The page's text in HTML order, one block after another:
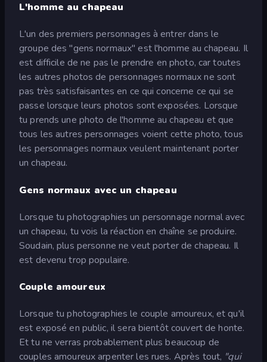
L'homme au chapeau
L'un des premiers personnages à entrer dans le
groupe des "gens normaux" est l'homme au chapeau. Il
est difficile de ne pas le prendre en photo, car toutes
les autres photos de personnages normaux ne sont
pas très satisfaisantes en ce qui concerne ce qui se
passe lorsque leurs photos sont exposées. Lorsque
tu prends une photo de l'homme au chapeau et que
tous les autres personnages voient cette photo, tous
les personnages normaux veulent maintenant porter
un chapeau.
Gens normaux avec un chapeau
Lorsque tu photographies un personnage normal avec
un chapeau, tu vois la réaction en chaîne se produire.
Soudain, plus personne ne veut porter de chapeau. Il
est devenu trop populaire.
Couple amoureux
Lorsque tu photographies le couple amoureux, et qu'il
est exposé en public, il sera bientôt couvert de honte.
Et tu ne verras probablement plus beaucoup de
couples amoureux arpenter les rues. Après tout, "qui